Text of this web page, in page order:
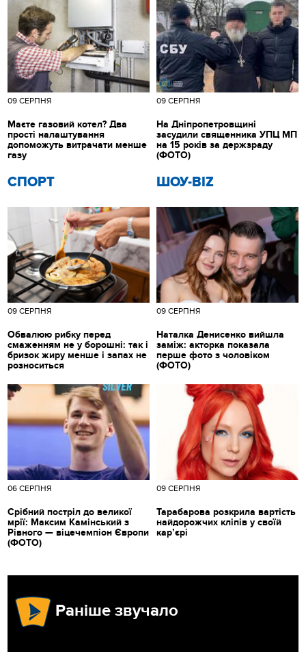
СПОРТ
09 СЕРПНЯ
Обвалюю рибку перед
смаженням не у борошні: так і
бризок жиру менше і запах не
розноситься
ШОУ-BIZ
09 СЕРПНЯ
Наталка Денисенко вийшла
заміж: акторка показала
перше фото з чоловіком
(ФОТО)
09 СЕРПНЯ
Маєте газовий котел? Два
прості налаштування
допоможуть витрачати менше
газу
09 СЕРПНЯ
На Дніпропетровщині
засудили священника УПЦ МП
на 15 років за держзраду
(ФОТО)
06 СЕРПНЯ
Срібний постріл до великої
мрії: Максим Камінський з
Рівного — віцечемпіон Європи
(ФОТО)
09 СЕРПНЯ
Тарабарова розкрила вартість
найдорожчих кліпів у своїй
кар’єрі
Раніше звучало